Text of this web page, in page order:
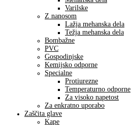
Varilske
Z nanosom
Lažja mehanska dela
Težja mehanska dela
Bombažne
PVC
Gospodinjske
Kemijsko odporne
Specialne
Protiurezne
Temperaturno odporne
Za visoko napetost
Za enkratno uporabo
Zaščita glave
Kape